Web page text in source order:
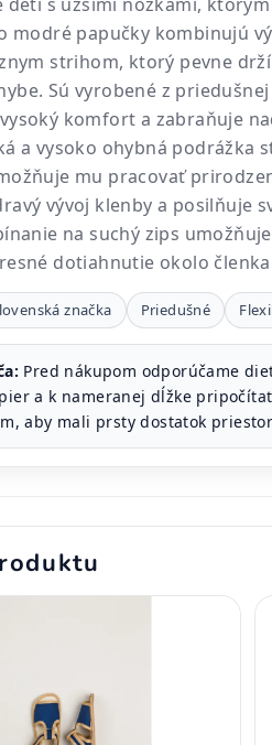
modré papučky kombinujú
strihom, ktorý pevne
Sú vyrobené z priedušnej
komfort a zabraňuje
a vysoko ohybná podrážka
mu pracovať
vývoj klenby a posilňuje
na suchý zips
dotiahnutie okolo
značka Priedušné
Pred nákupom odporúčame
a k nameranej dĺžke
aby mali prsty dostatok